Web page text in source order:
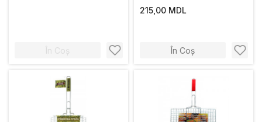
În Coș
215,00 MDL
În Coș